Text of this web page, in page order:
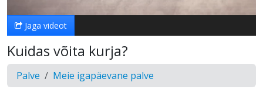
Jaga videot
Kuidas võita kurja?
Palve Meie igapäevane palve